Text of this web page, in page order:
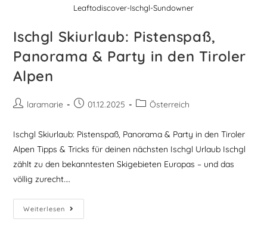
Leaftodiscover-Ischgl-Sundowner
Ischgl Skiurlaub: Pistenspaß,
Panorama & Party in den Tiroler
Alpen
laramarie 01.12.2025 Österreich
Ischgl Skiurlaub: Pistenspaß, Panorama & Party in den Tiroler
Alpen Tipps & Tricks für deinen nächsten Ischgl Urlaub Ischgl
zählt zu den bekanntesten Skigebieten Europas – und das
völlig zurecht.…
Weiterlesen